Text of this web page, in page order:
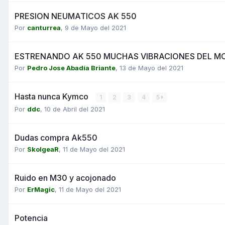
PRESION NEUMATICOS AK 550
Por canturrea, 9 de Mayo del 2021
ESTRENANDO AK 550 MUCHAS VIBRACIONES DEL
Por Pedro Jose Abadía Briante, 13 de Mayo del 2021
Hasta nunca Kymco 1 2 3 4 5
Por ddc, 10 de Abril del 2021
Dudas compra Ak550
Por SkolgeaR, 11 de Mayo del 2021
Ruido en M30 y acojonado
Por ErMagic, 11 de Mayo del 2021
Potencia